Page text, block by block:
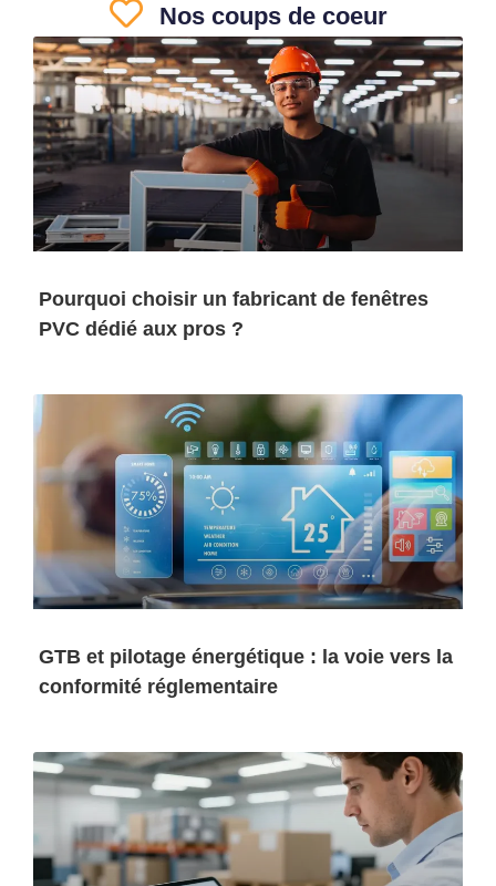
Nos coups de coeur
Pourquoi choisir un fabricant de fenêtres
PVC dédié aux pros ?
GTB et pilotage énergétique : la voie vers la
conformité réglementaire